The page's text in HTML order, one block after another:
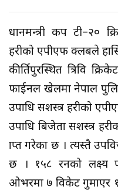
प्रधानमन्त्री कप टी–२०
प्रहरीको एपीएफ क्लबले
कीर्तिपुरस्थित त्रिवि
फाईनल खेलमा नेपाल
उपाधि सशस्त्र प्रहरीको
उपाधि बिजेता सशस्त्र
प्राप्त गरेका छ । त्यस्तै
छ । १५८ रनको लक्ष्य
ओभरमा ७ विकेट गुमाएर